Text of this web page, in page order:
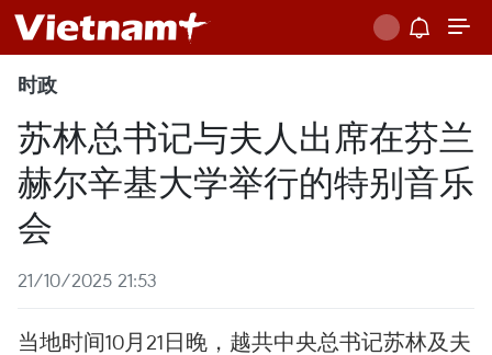
时政
苏林总书记与夫人出席在芬兰
赫尔辛基大学举行的特别音乐
会
21/10/2025 21:53
当地时间10月21日晚，越共中央总书记苏林及夫